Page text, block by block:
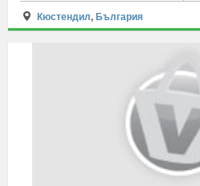
Кюстендил, България